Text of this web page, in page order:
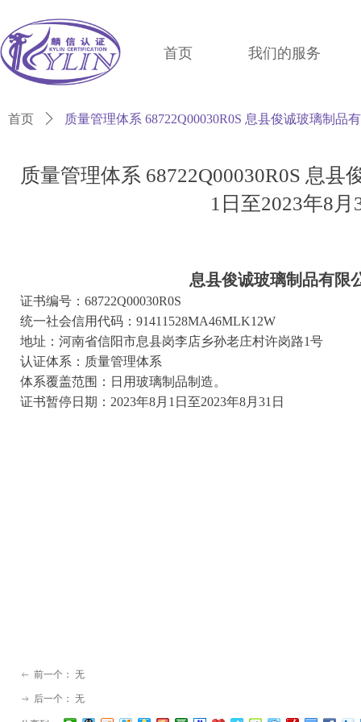
首页 我们的服务
质量管理体系 68722Q00030R0S 息
1日至2023年8
息县俊诚玻璃制品有限
证书编号：68722Q00030R0S
统一社会信用代码：91411528MA46MLK12W
地址：河南省信阳市息县岗李店乡孙老庄村许岗路1号
认证体系：质量管理体系
体系覆盖范围：日用玻璃制品制造。
证书暂停日期：2023年8月1日至2023年8月31日
ꂃ 前一个： 无
ꁹ 后一个： 无
首页 ꄲ 质量管理体系 68722Q00030R0S 息县俊诚玻璃制品